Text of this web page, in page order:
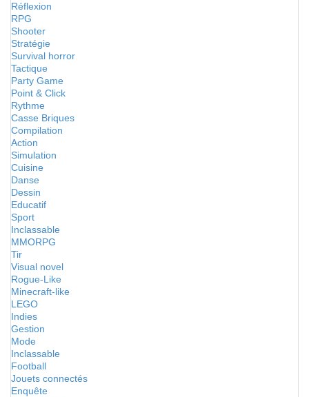
Réflexion
RPG
Shooter
Stratégie
Survival horror
Tactique
Party Game
Point & Click
Rythme
Casse Briques
Compilation
Action
Simulation
Cuisine
Danse
Dessin
Educatif
Sport
Inclassable
MMORPG
Tir
Visual novel
Rogue-Like
Minecraft-like
LEGO
Indies
Gestion
Mode
Inclassable
Football
Jouets connectés
Enquête